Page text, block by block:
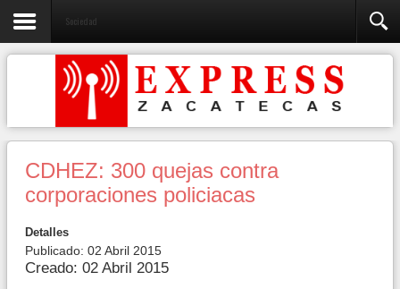
Sociedad
CDHEZ: 300 quejas contra
corporaciones policiacas
Detalles
Publicado: 02 Abril 2015
Creado: 02 Abril 2015